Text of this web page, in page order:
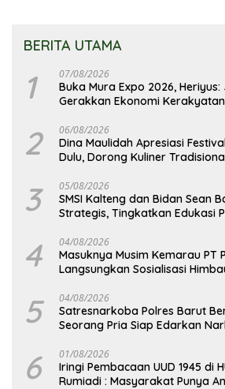
BERITA UTAMA
1 07/08/2026
Buka Mura Expo 2026,
Gerakkan Ekonomi Kerakyatan
2 06/08/2026
Dina Maulidah Apresiasi
Dulu, Dorong Kuliner
3 05/08/2026
SMSI Kalteng dan Bidan Sean
Strategis, Tingkatkan Edukasi
4 04/08/2026
Masuknya Musim Kemarau PT
Langsungkan Sosialisasi
5 04/08/2026
Satresnarkoba Polres Barut
Seorang Pria Siap Edarkan
6 01/08/2026
Iringi Pembacaan UUD 1945 di
Rumiadi : Masyarakat Punya Andil